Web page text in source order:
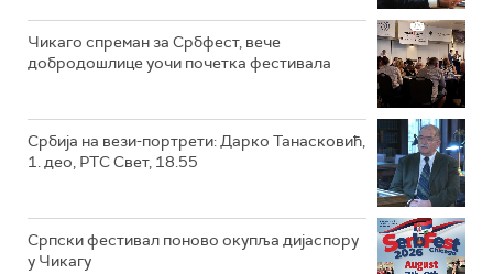
Чикаго спреман за Србфест, вече
добродошлице уочи почетка фестивала
Србија на вези-портрети: Дарко Танасковић,
1. део, РТС Свет, 18.55
Српски фестивал поново окупља дијаспору
у Чикагу